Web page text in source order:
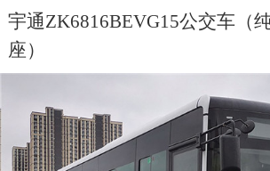
宇通ZK6816BEVG15公交车（
座）